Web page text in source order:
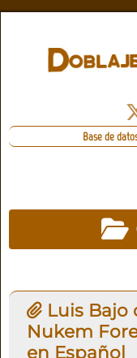
Base de
Luis Bajo
Nukem
en Español